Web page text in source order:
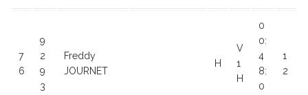
7
6
9
2
9
3
Freddy
JOURNET
H
V
1
H
0
0:
4
8:
0
1
2